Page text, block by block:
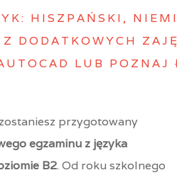
HISZPAŃSKI,
DODATKOWYCH
LUB POZNAJ
przygotowany
egzaminu z języka
B2. Od roku szkolnego